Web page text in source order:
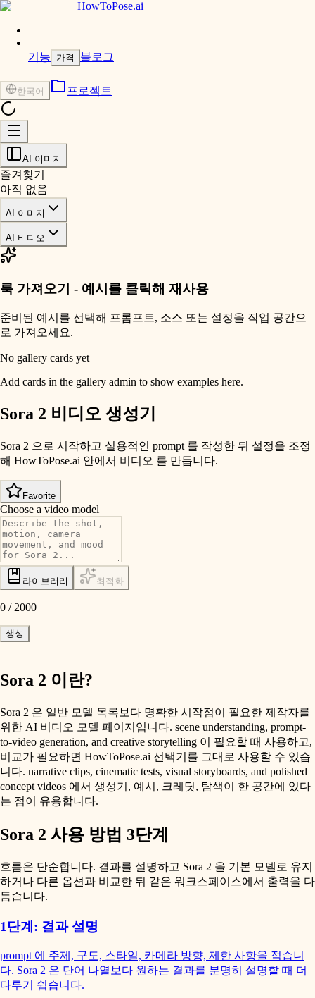
HowToPose.ai
기능 가격 블로그
한국어 프로젝트
AI 이미지
즐겨찾기
아직 없음
AI 이미지
AI 비디오
룩 가져오기 - 예시를 클릭해 재사용
준비된 예시를 선택해 프롬프트, 소스 또는 설정을 작업 공간으
로 가져오세요.
No gallery cards yet
Add cards in the gallery admin to show examples here.
Sora 2 비디오 생성기
Sora 2 으로 시작하고 실용적인 prompt 를 작성한 뒤 설정을 조정
해 HowToPose.ai 안에서 비디오 를 만듭니다.
Favorite
Choose a video model
라이브러리 최적화
0 / 2000
생성
Sora 2 이란?
Sora 2 은 일반 모델 목록보다 명확한 시작점이 필요한 제작자를
위한 AI 비디오 모델 페이지입니다. scene understanding, prompt-
to-video generation, and creative storytelling 이 필요할 때 사용하고,
비교가 필요하면 HowToPose.ai 선택기를 그대로 사용할 수 있습
니다. narrative clips, cinematic tests, visual storyboards, and polished
concept videos 에서 생성기, 예시, 크레딧, 탐색이 한 공간에 있다
는 점이 유용합니다.
Sora 2 사용 방법 3단계
흐름은 단순합니다. 결과를 설명하고 Sora 2 을 기본 모델로 유지
하거나 다른 옵션과 비교한 뒤 같은 워크스페이스에서 출력을 다
듬습니다.
1단계: 결과 설명
prompt 에 주제, 구도, 스타일, 카메라 방향, 제한 사항을 적습니
다. Sora 2 은 단어 나열보다 원하는 결과를 분명히 설명할 때 더
다루기 쉽습니다.